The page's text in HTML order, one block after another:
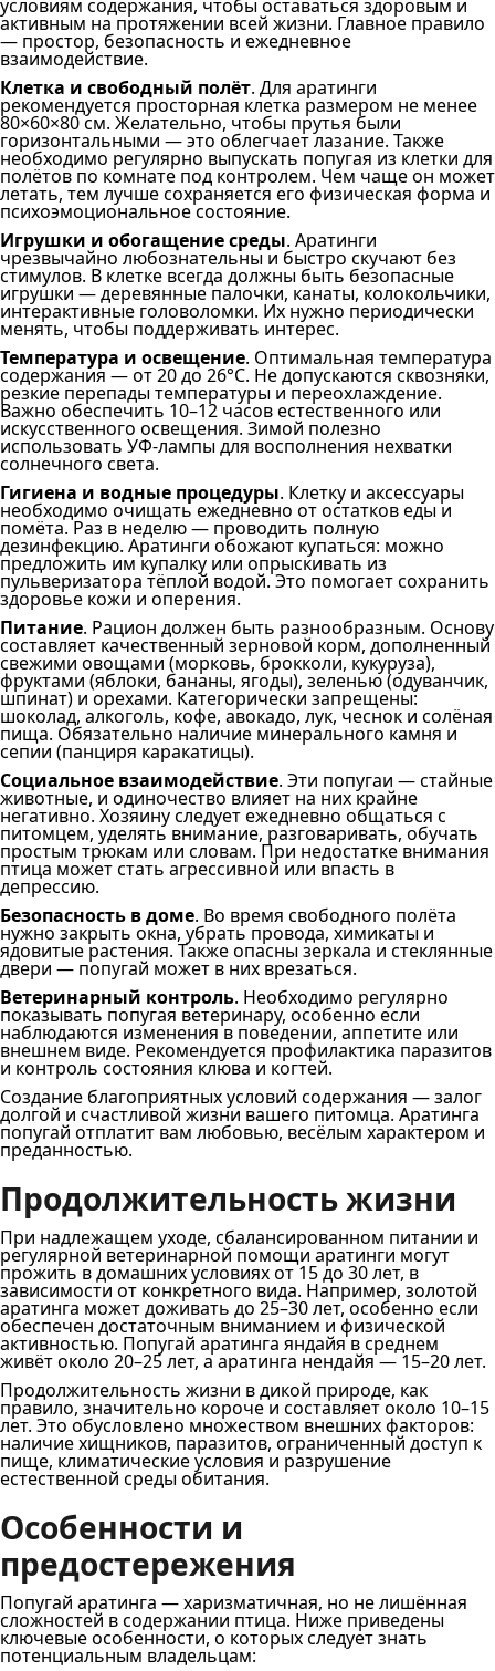
условиям содержания, чтобы оставаться здоровым и
активным на протяжении всей жизни. Главное правило
— простор, безопасность и ежедневное
взаимодействие.
Клетка и свободный полёт. Для аратинги
рекомендуется просторная клетка размером не менее
80×60×80 см. Желательно, чтобы прутья были
горизонтальными — это облегчает лазание. Также
необходимо регулярно выпускать попугая из клетки для
полётов по комнате под контролем. Чем чаще он может
летать, тем лучше сохраняется его физическая форма и
психоэмоциональное состояние.
Игрушки и обогащение среды. Аратинги
чрезвычайно любознательны и быстро скучают без
стимулов. В клетке всегда должны быть безопасные
игрушки — деревянные палочки, канаты, колокольчики,
интерактивные головоломки. Их нужно периодически
менять, чтобы поддерживать интерес.
Температура и освещение. Оптимальная температура
содержания — от 20 до 26°C. Не допускаются сквозняки,
резкие перепады температуры и переохлаждение.
Важно обеспечить 10–12 часов естественного или
искусственного освещения. Зимой полезно
использовать УФ-лампы для восполнения нехватки
солнечного света.
Гигиена и водные процедуры. Клетку и аксессуары
необходимо очищать ежедневно от остатков еды и
помёта. Раз в неделю — проводить полную
дезинфекцию. Аратинги обожают купаться: можно
предложить им купалку или опрыскивать из
пульверизатора тёплой водой. Это помогает сохранить
здоровье кожи и оперения.
Питание. Рацион должен быть разнообразным. Основу
составляет качественный зерновой корм, дополненный
свежими овощами (морковь, брокколи, кукуруза),
фруктами (яблоки, бананы, ягоды), зеленью (одуванчик,
шпинат) и орехами. Категорически запрещены:
шоколад, алкоголь, кофе, авокадо, лук, чеснок и солёная
пища. Обязательно наличие минерального камня и
сепии (панциря каракатицы).
Социальное взаимодействие. Эти попугаи — стайные
животные, и одиночество влияет на них крайне
негативно. Хозяину следует ежедневно общаться с
питомцем, уделять внимание, разговаривать, обучать
простым трюкам или словам. При недостатке внимания
птица может стать агрессивной или впасть в
депрессию.
Безопасность в доме. Во время свободного полёта
нужно закрыть окна, убрать провода, химикаты и
ядовитые растения. Также опасны зеркала и стеклянные
двери — попугай может в них врезаться.
Ветеринарный контроль. Необходимо регулярно
показывать попугая ветеринару, особенно если
наблюдаются изменения в поведении, аппетите или
внешнем виде. Рекомендуется профилактика паразитов
и контроль состояния клюва и когтей.
Создание благоприятных условий содержания — залог
долгой и счастливой жизни вашего питомца. Аратинга
попугай отплатит вам любовью, весёлым характером и
преданностью.
Продолжительность жизни
При надлежащем уходе, сбалансированном питании и
регулярной ветеринарной помощи аратинги могут
прожить в домашних условиях от 15 до 30 лет, в
зависимости от конкретного вида. Например, золотой
аратинга может доживать до 25–30 лет, особенно если
обеспечен достаточным вниманием и физической
активностью. Попугай аратинга яндайя в среднем
живёт около 20–25 лет, а аратинга нендайя — 15–20 лет.
Продолжительность жизни в дикой природе, как
правило, значительно короче и составляет около 10–15
лет. Это обусловлено множеством внешних факторов:
наличие хищников, паразитов, ограниченный доступ к
пище, климатические условия и разрушение
естественной среды обитания.
Особенности и
предостережения
Попугай аратинга — харизматичная, но не лишённая
сложностей в содержании птица. Ниже приведены
ключевые особенности, о которых следует знать
потенциальным владельцам: